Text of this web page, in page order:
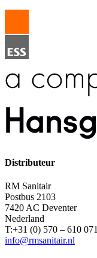
Distributeur
RM Sanitair
Postbus 2103
7420 AC Deventer
Nederland
T:+31 (0) 570 – 610 071
info@rmsanitair.nl